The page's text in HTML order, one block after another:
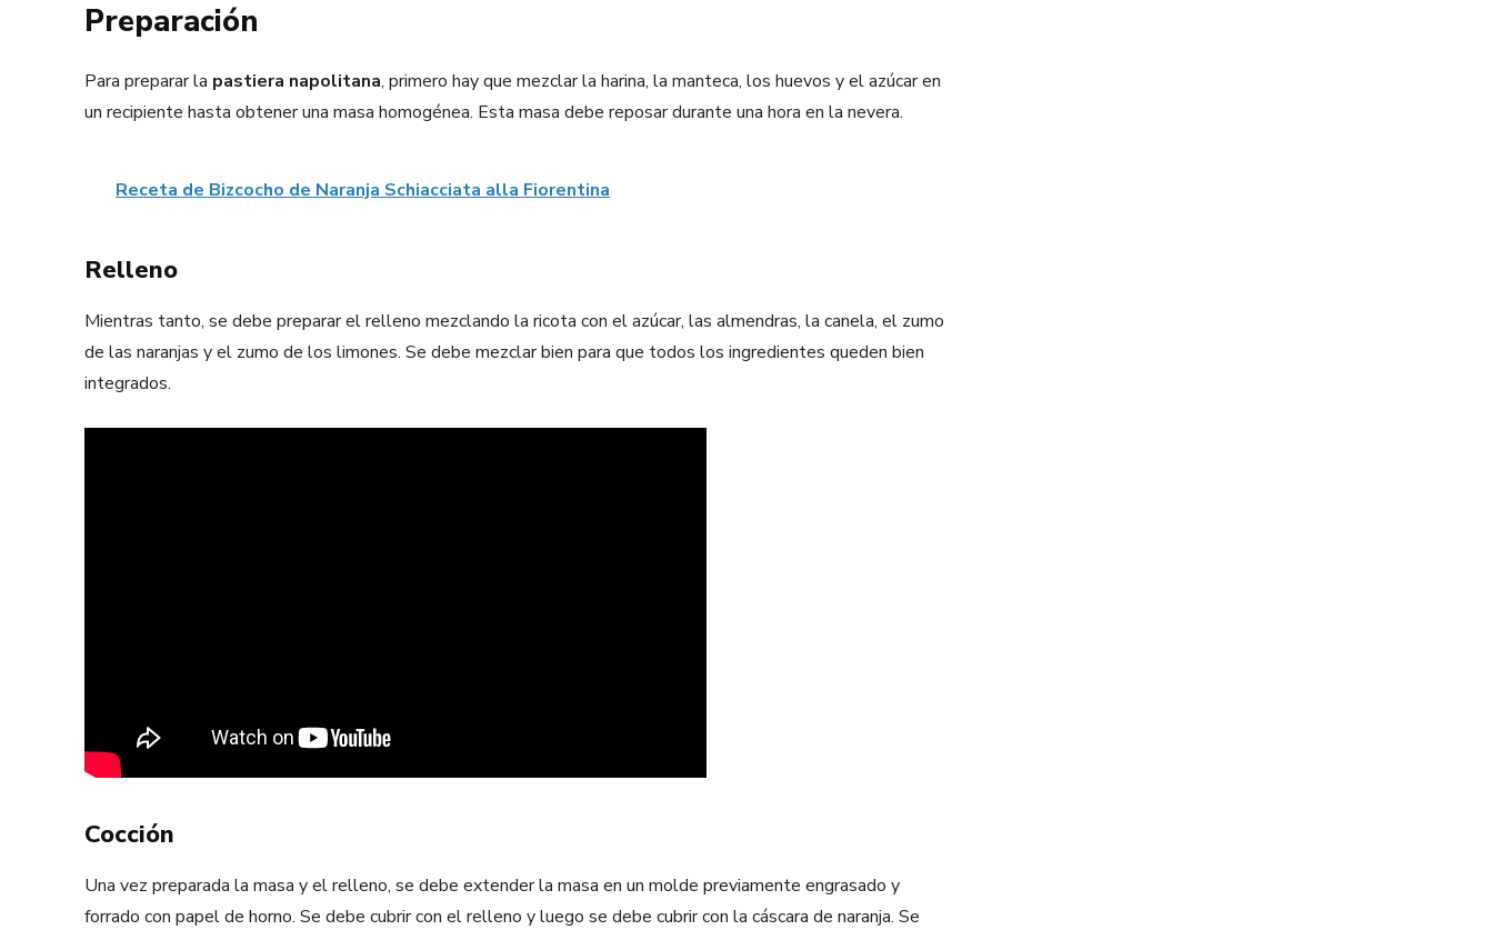
Preparación
Para preparar la pastiera napolitana, primero hay que mezclar la harina, la manteca, los huevos y el azúcar en
un recipiente hasta obtener una masa homogénea. Esta masa debe reposar durante una hora en la nevera.
Receta de Bizcocho de Naranja Schiacciata alla Fiorentina
Relleno
Mientras tanto, se debe preparar el relleno mezclando la ricota con el azúcar, las almendras, la canela, el zumo
de las naranjas y el zumo de los limones. Se debe mezclar bien para que todos los ingredientes queden bien
integrados.
Cocción
Una vez preparada la masa y el relleno, se debe extender la masa en un molde previamente engrasado y
forrado con papel de horno. Se debe cubrir con el relleno y luego se debe cubrir con la cáscara de naranja. Se